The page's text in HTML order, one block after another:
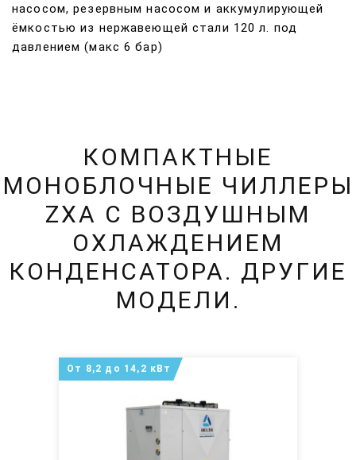
насосом, резервным насосом и аккумулирующей
ёмкостью из нержавеющей стали 120 л. под
давлением (макс 6 бар)
КОМПАКТНЫЕ
МОНОБЛОЧНЫЕ ЧИЛЛЕРЫ
ZXA С ВОЗДУШНЫМ
ОХЛАЖДЕНИЕМ
КОНДЕНСАТОРА. ДРУГИЕ
МОДЕЛИ.
От 8,2 до 14,2 кВт